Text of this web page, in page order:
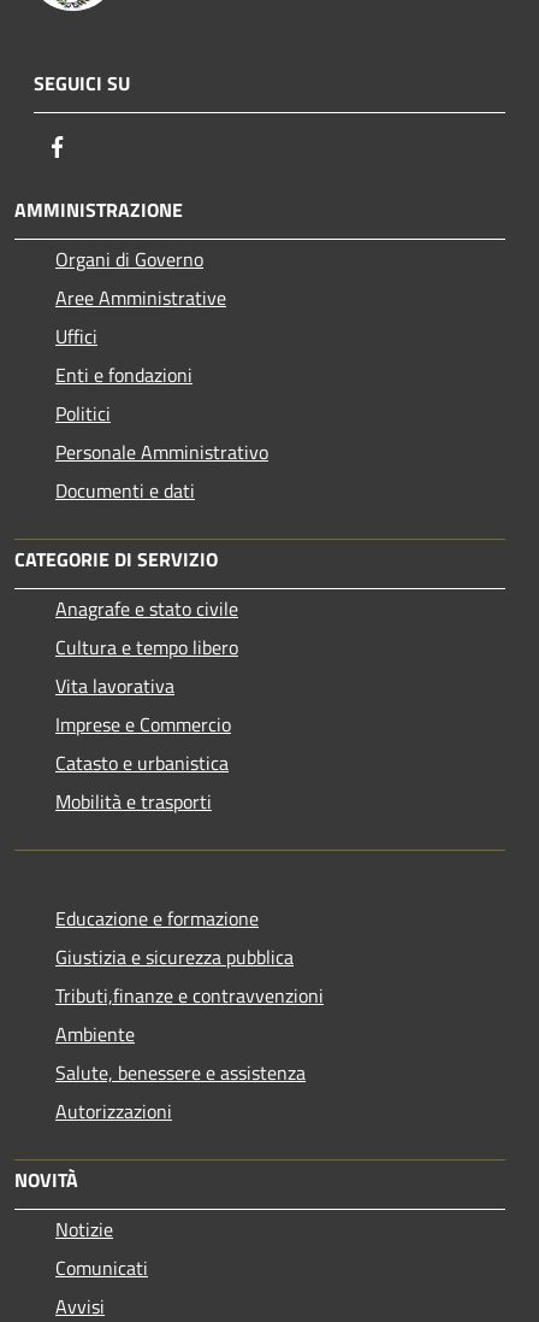
SEGUICI SU
AMMINISTRAZIONE
Organi di Governo
Aree Amministrative
Uffici
Enti e fondazioni
Politici
Personale Amministrativo
Documenti e dati
CATEGORIE DI SERVIZIO
Anagrafe e stato civile
Cultura e tempo libero
Vita lavorativa
Imprese e Commercio
Catasto e urbanistica
Mobilità e trasporti
Educazione e formazione
Giustizia e sicurezza pubblica
Tributi,finanze e contravvenzioni
Ambiente
Salute, benessere e assistenza
Autorizzazioni
NOVITÀ
Notizie
Comunicati
Avvisi